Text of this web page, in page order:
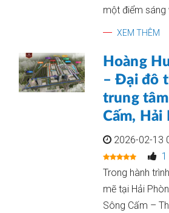
một điểm sáng
XEM THÊM
Hoàng
– Đại đô
trung
Cấm, Hải
2026-02-13
Trong hành
mẽ tại Hải
Sông Cấm –